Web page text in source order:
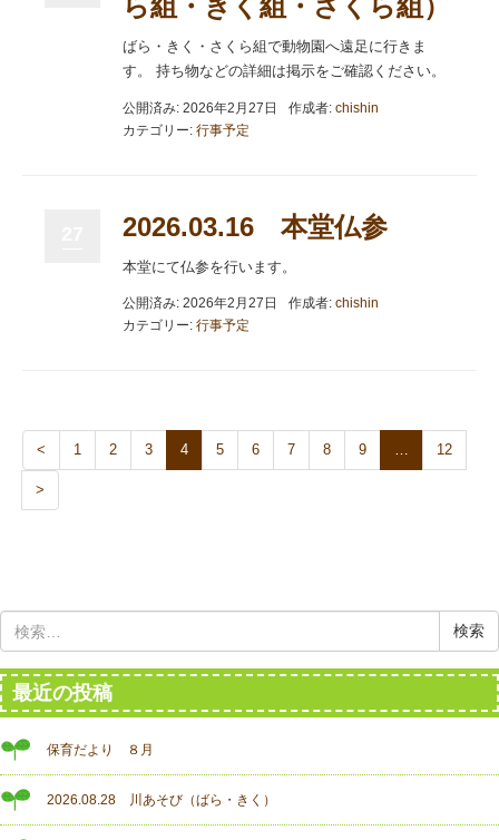
ら組・きく組・さくら組）
ばら・きく・さくら組で動物園へ遠足に行きま
す。 持ち物などの詳細は掲示をご確認ください。
公開済み: 2026年2月27日 作成者: chishin
カテゴリー: 行事予定
2026.03.16 本堂仏参
本堂にて仏参を行います。
公開済み: 2026年2月27日 作成者: chishin
カテゴリー: 行事予定
< 1 2 3 4 5 6 7 8 9 … 12
>
最近の投稿
保育だより ８月
2026.08.28 川あそび（ばら・きく）